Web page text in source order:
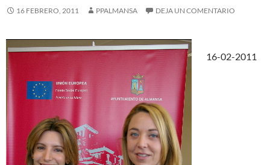
16 FEBRERO, 2011 PPALMANSA DEJA UN COMENTARIO
16-02-2011